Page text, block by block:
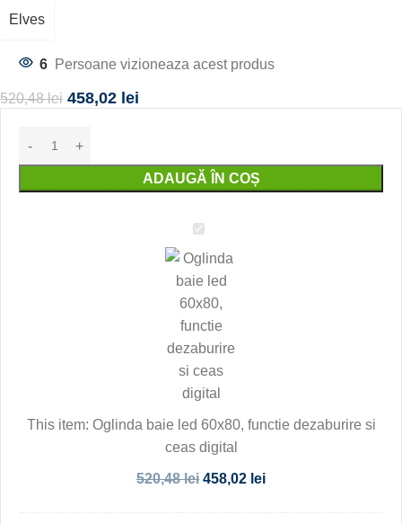
Elves
6 Persoane vizioneaza acest produs
520,48lei 458,02 lei
ADAUGĂ ÎN COȘ
Oglinda
baie
led
60x80,
functie
dezaburire
ceas
This item: Oglinda baie led 60x80, functie dezaburire si
ceas digital
520,48lei 458,02 lei